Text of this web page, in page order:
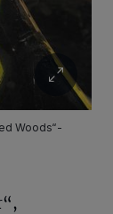
Woods“-